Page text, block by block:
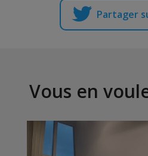
Partager
Vous en